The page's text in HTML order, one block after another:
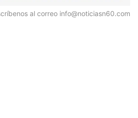
al correo info@noticiasn60.com